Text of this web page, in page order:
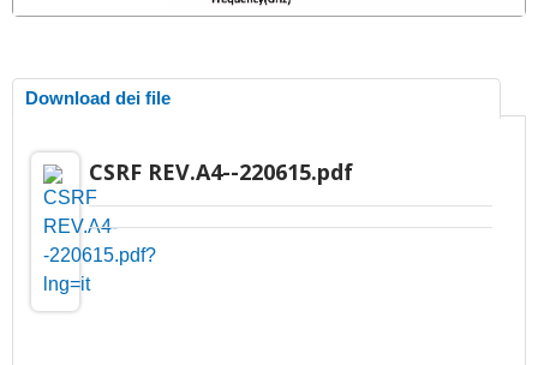
Download dei file
CSRF REV.A4--220615.pdf